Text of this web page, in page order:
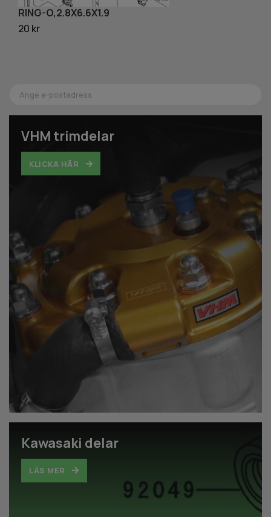
VHM trimdelar
KLICKA HÄR
Kawasaki delar
LÄS MER
RING-O,2.8X6.6X1.9
20 kr